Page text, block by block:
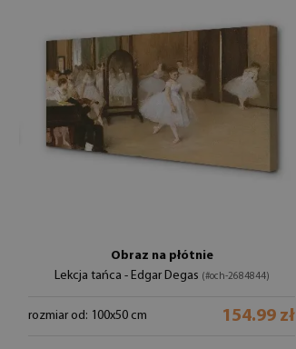
Obraz na płótnie
Lekcja tańca - Edgar Degas (#och-2684844)
rozmiar od: 100x50 cm 154.99 zł